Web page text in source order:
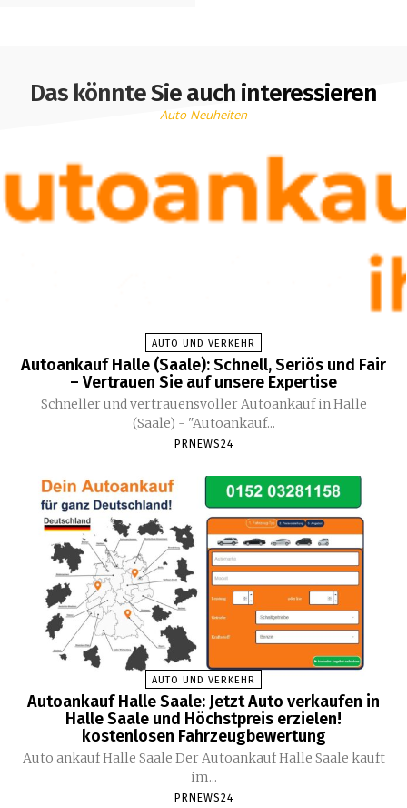
Das könnte Sie auch interessieren
Auto-Neuheiten
AUTO UND VERKEHR
Autoankauf Halle (Saale): Schnell, Seriös und Fair
– Vertrauen Sie auf unsere Expertise
Schneller und vertrauensvoller Autoankauf in Halle
(Saale) - "Autoankauf...
PRNEWS24
AUTO UND VERKEHR
Autoankauf Halle Saale: Jetzt Auto verkaufen in
Halle Saale und Höchstpreis erzielen!
kostenlosen Fahrzeugbewertung
Auto ankauf Halle Saale Der Autoankauf Halle Saale kauft
im...
PRNEWS24